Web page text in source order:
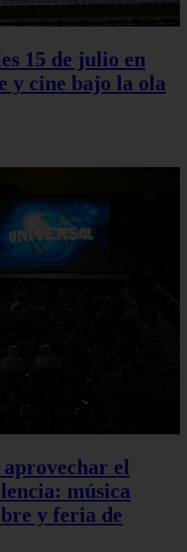
15 de julio en
y cine bajo la ola
el
música
y feria de